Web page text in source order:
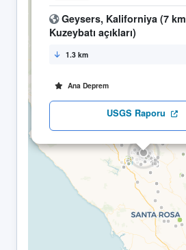
Geysers, Kaliforniya (7 km
Kuzeybatı açıkları)
1.3 km
Ana Deprem
USGS Raporu